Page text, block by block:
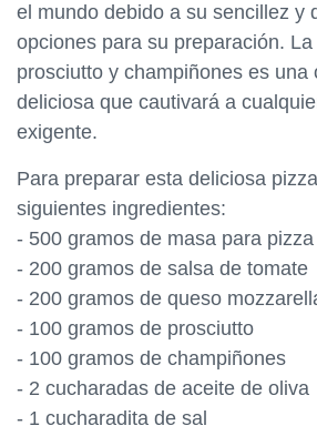
el mundo debido a su sencillez y
opciones para su preparación.
prosciutto y champiñones es una
deliciosa que cautivará a
exigente.
Para preparar esta deliciosa
siguientes ingredientes:
- 500 gramos de masa para pizza
- 200 gramos de salsa de tomate
- 200 gramos de queso
- 100 gramos de prosciutto
- 100 gramos de champiñones
- 2 cucharadas de aceite de oliva
- 1 cucharadita de sal